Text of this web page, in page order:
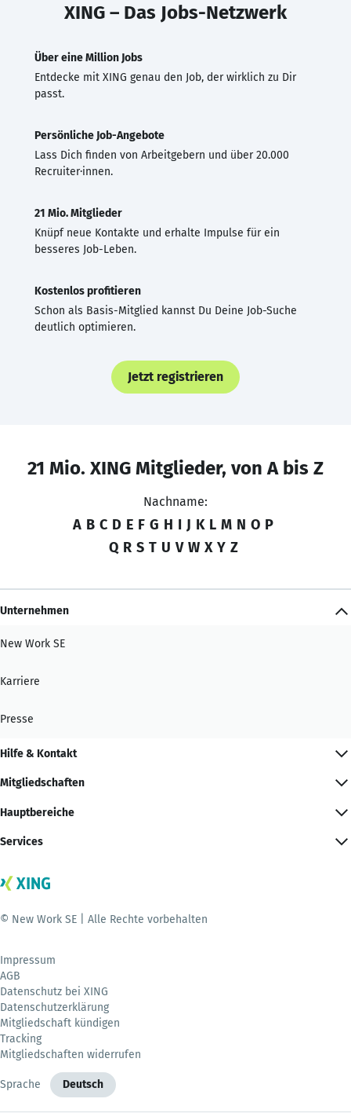
XING – Das Jobs-Netzwerk
Über eine Million Jobs
Entdecke mit XING genau den Job, der wirklich zu Dir
passt.
Persönliche Job-Angebote
Lass Dich finden von Arbeitgebern und über 20.000
Recruiter·innen.
21 Mio. Mitglieder
Knüpf neue Kontakte und erhalte Impulse für ein
besseres Job-Leben.
Kostenlos profitieren
Schon als Basis-Mitglied kannst Du Deine Job-Suche
deutlich optimieren.
Jetzt registrieren
21 Mio. XING Mitglieder, von A bis Z
Nachname:
A B C D E F G H I J K L M N O P
Q R S T U V W X Y Z
Unternehmen
New Work SE
Karriere
Presse
Hilfe & Kontakt
Mitgliedschaften
Hauptbereiche
Services
© New Work SE | Alle Rechte vorbehalten
Impressum
AGB
Datenschutz bei XING
Datenschutzerklärung
Mitgliedschaft kündigen
Tracking
Mitgliedschaften widerrufen
Sprache Deutsch